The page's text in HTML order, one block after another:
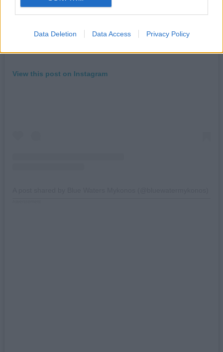
Data Deletion Data Access Privacy Policy
View this post on Instagram